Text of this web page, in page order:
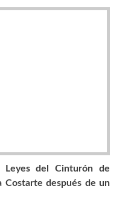
Leyes del Cinturón de
Costarte después de un